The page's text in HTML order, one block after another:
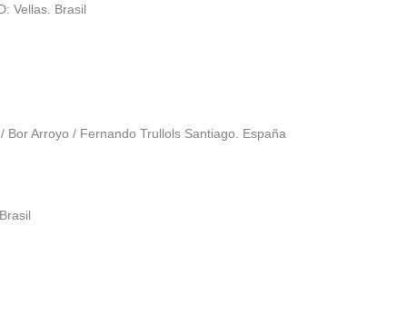
Vellas. Brasil
Arroyo / Fernando Trullols Santiago. España